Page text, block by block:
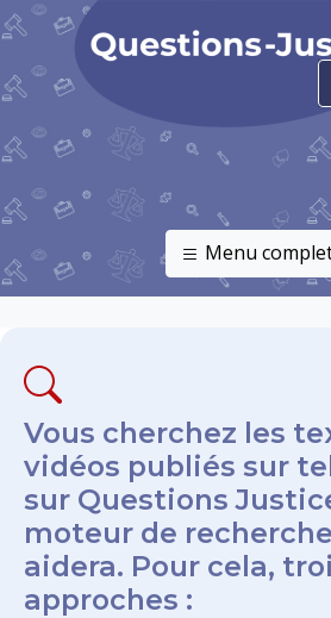
Menu
Vous cherchez les
vidéos publiés sur
sur Questions
moteur de
aidera. Pour cela,
approches :